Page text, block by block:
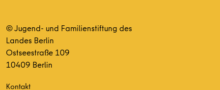
© Jugend- und Familienstiftung des
Landes Berlin
Ostseestraße 109
10409 Berlin
Kontakt